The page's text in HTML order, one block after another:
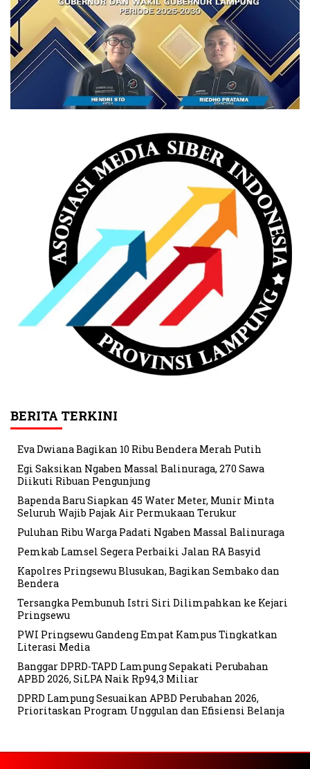
BERITA TERKINI
Eva Dwiana Bagikan 10 Ribu Bendera Merah Putih
Egi Saksikan Ngaben Massal Balinuraga, 270 Sawa
Diikuti Ribuan Pengunjung
Bapenda Baru Siapkan 45 Water Meter, Munir Minta
Seluruh Wajib Pajak Air Permukaan Terukur
Puluhan Ribu Warga Padati Ngaben Massal Balinuraga
Pemkab Lamsel Segera Perbaiki Jalan RA Basyid
Kapolres Pringsewu Blusukan, Bagikan Sembako dan
Bendera
Tersangka Pembunuh Istri Siri Dilimpahkan ke Kejari
Pringsewu
PWI Pringsewu Gandeng Empat Kampus Tingkatkan
Literasi Media
Banggar DPRD-TAPD Lampung Sepakati Perubahan
APBD 2026, SiLPA Naik Rp94,3 Miliar
DPRD Lampung Sesuaikan APBD Perubahan 2026,
Prioritaskan Program Unggulan dan Efisiensi Belanja